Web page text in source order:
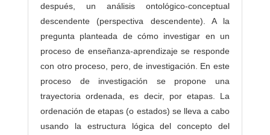
después, un análisis ontológico-conceptual
descendente (perspectiva descendente). A la
pregunta planteada de cómo investigar en un
proceso de enseñanza-aprendizaje se responde
con otro proceso, pero, de investigación. En este
proceso de investigación se propone una
trayectoria ordenada, es decir, por etapas. La
ordenación de etapas (o estados) se lleva a cabo
usando la estructura lógica del concepto del